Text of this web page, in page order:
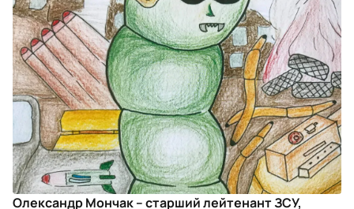
Олександр Мончак – старший лейтенант ЗСУ,